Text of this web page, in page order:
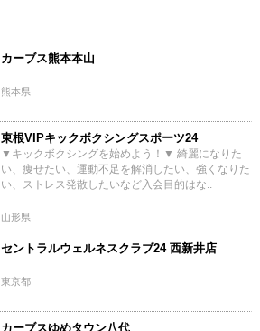
カーブス熊本本山
熊本県
東根VIPキックボクシングスポーツ24
▼キックボクシングを始めよう！▼ 綺麗になりた
い、痩せたい、運動不足を解消したい、強くなりた
い、ストレス発散したいなど入会目的はな..
山形県
セントラルウェルネスクラブ24 西新井店
東京都
カーブスゆめタウン八代